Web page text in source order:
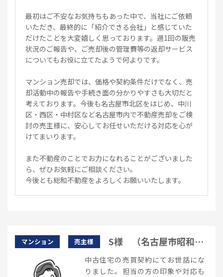
最初はご不安なお気持ちもあった中で、当社にご依頼
いただき、最終的に「紹介できる会社」と感じていた
だけたことを大変嬉しく思っております。週1回の販売
状況のご報告や、ご売却後の管理費等の返却サービス
についてもお役に立てたようで何よりです。
マンション売却では、価格や契約条件だけでなく、売
却活動中の報告や手続き面の分かりやすさも大切だと
考えております。今後も名古屋市北区をはじめ、中川
区・西区・中村区など名古屋市内で不動産売却をご検
討の売主様に、安心してお任せいただける対応を心が
けてまいります。
また不動産のことでお力になれることがございました
ら、ぜひお気軽にご相談ください。
今後とも総和不動産をよろしくお願いいたします。
マンション 売主様
中古住宅の売買契約にてお世話にな
りました。担当の方の印象や対応も